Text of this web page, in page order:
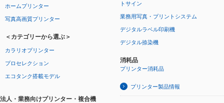
ホームプリンター
写真高画質プリンター
＜カテゴリーから選ぶ＞
カラリオプリンター
プロセレクション
エコタンク搭載モデル
法人・業務向けプリンター・複合機
トサイン
業務用写真・プリントシステム
デジタルラベル印刷機
デジタル捺染機
消耗品
プリンター消耗品
プリンター製品情報